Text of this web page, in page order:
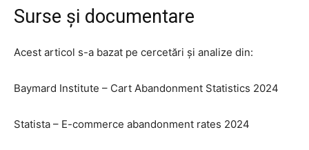
Surse și documentare
Acest articol s-a bazat pe cercetări și analize din:
Baymard Institute – Cart Abandonment Statistics 2024
Statista – E-commerce abandonment rates 2024